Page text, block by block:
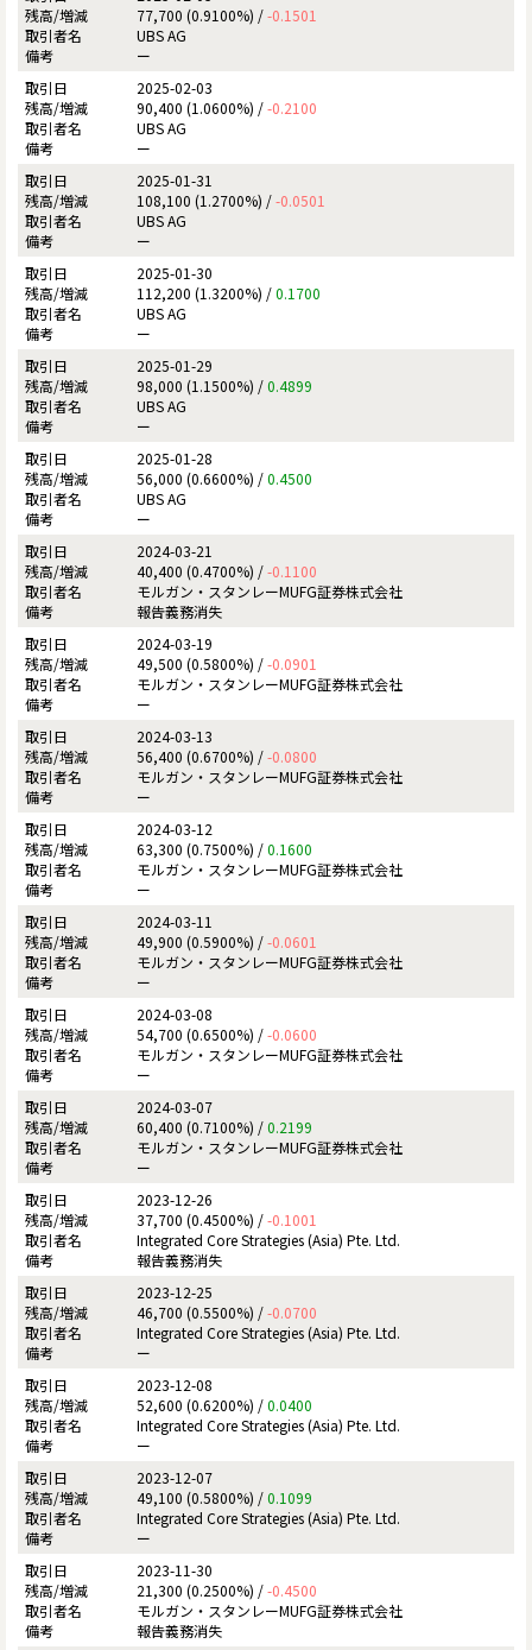
77,700 (0.9100%) /-0.1501
UBS AG
ー
2025-02-03
90,400 (1.0600%) /-0.2100
UBS AG
ー
2025-01-31
108,100 (1.2700%) /-0.0501
UBS AG
ー
2025-01-30
112,200 (1.3200%) /0.1700
UBS AG
ー
2025-01-29
98,000 (1.1500%) /0.4899
UBS AG
ー
2025-01-28
56,000 (0.6600%) /0.4500
UBS AG
ー
2024-03-21
40,400 (0.4700%) /-0.1100
モルガン・スタンレーMUFG証券株式会社
報告義務消失
2024-03-19
49,500 (0.5800%) /-0.0901
モルガン・スタンレーMUFG証券株式会社
ー
2024-03-13
56,400 (0.6700%) /-0.0800
モルガン・スタンレーMUFG証券株式会社
ー
2024-03-12
63,300 (0.7500%) /0.1600
モルガン・スタンレーMUFG証券株式会社
ー
2024-03-11
49,900 (0.5900%) /-0.0601
モルガン・スタンレーMUFG証券株式会社
ー
2024-03-08
54,700 (0.6500%) /-0.0600
モルガン・スタンレーMUFG証券株式会社
ー
2024-03-07
60,400 (0.7100%) /0.2199
モルガン・スタンレーMUFG証券株式会社
ー
2023-12-26
37,700 (0.4500%) /-0.1001
Integrated Core Strategies (Asia) Pte. Ltd.
報告義務消失
2023-12-25
46,700 (0.5500%) /-0.0700
Integrated Core Strategies (Asia) Pte. Ltd.
ー
2023-12-08
52,600 (0.6200%) /0.0400
Integrated Core Strategies (Asia) Pte. Ltd.
ー
2023-12-07
49,100 (0.5800%) /0.1099
Integrated Core Strategies (Asia) Pte. Ltd.
ー
2023-11-30
21,300 (0.2500%) /-0.4500
モルガン・スタンレーMUFG証券株式会社
報告義務消失